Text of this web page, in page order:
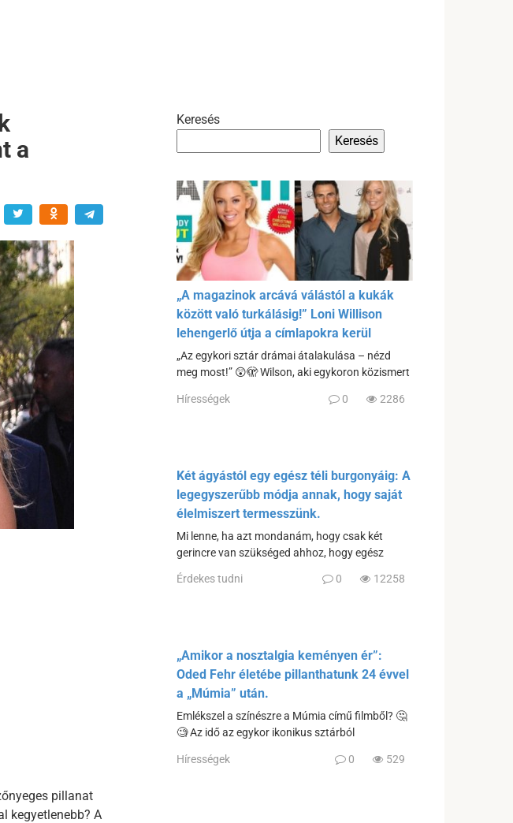
a
pillanat
kegyetlenebb? A
Keresés
Keresés
„A magazinok arcává válástól a kukák
között való turkálásig!” Loni Willison
lehengerlő útja a címlapokra kerül
„Az egykori sztár drámai átalakulása – nézd
meg most!” 😲🫣 Wilson, aki egykoron közismert
Hírességek 0 2286
Két ágyástól egy egész téli burgonyáig: A
legegyszerűbb módja annak, hogy saját
élelmiszert termesszünk.
Mi lenne, ha azt mondanám, hogy csak két
gerincre van szükséged ahhoz, hogy egész
Érdekes tudni 0 12258
„Amikor a nosztalgia keményen ér”:
Oded Fehr életébe pillanthatunk 24 évvel
a „Múmia” után.
Emlékszel a színészre a Múmia című filmből? 🤔
🧐 Az idő az egykor ikonikus sztárból
Hírességek 0 529